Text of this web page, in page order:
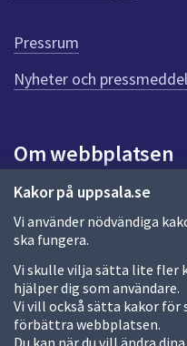
Kakor på uppsala.se
Vi använder nödvändiga
ska fungera.
Vi skulle vilja sätta lite fler
hjälper dig som användare.
Vi vill också sätta kakor för
förbättra webbplatsen.
Du kan när du vill ändra
e
n
n
a
d
a
Pressrum
Nyheter och
Om webbplatsen
Om webbplatsen
Allmänna handlingar och
Behandling av
Kakor
Språk (other languages)